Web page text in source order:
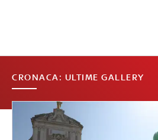
CRONACA: ULTIME GALLERY